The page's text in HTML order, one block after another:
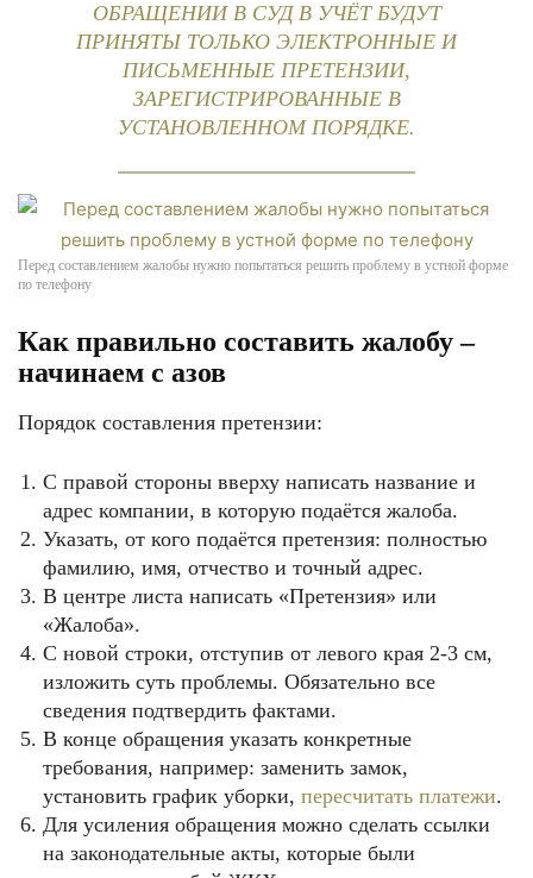
ОБРАЩЕНИИ В СУД В УЧЁТ БУДУТ
ПРИНЯТЫ ТОЛЬКО ЭЛЕКТРОННЫЕ И
ПИСЬМЕННЫЕ ПРЕТЕНЗИИ,
ЗАРЕГИСТРИРОВАННЫЕ В
УСТАНОВЛЕННОМ ПОРЯДКЕ.
Перед составлением жалобы нужно попытаться решить проблему в устной форме
по телефону
Как правильно составить жалобу –
начинаем с азов
Порядок составления претензии:
С правой стороны вверху написать название и
адрес компании, в которую подаётся жалоба.
Указать, от кого подаётся претензия: полностью
фамилию, имя, отчество и точный адрес.
В центре листа написать «Претензия» или
«Жалоба».
С новой строки, отступив от левого края 2-3 см,
изложить суть проблемы. Обязательно все
сведения подтвердить фактами.
В конце обращения указать конкретные
требования, например: заменить замок,
установить график уборки, пересчитать платежи.
Для усиления обращения можно сделать ссылки
на законодательные акты, которые были